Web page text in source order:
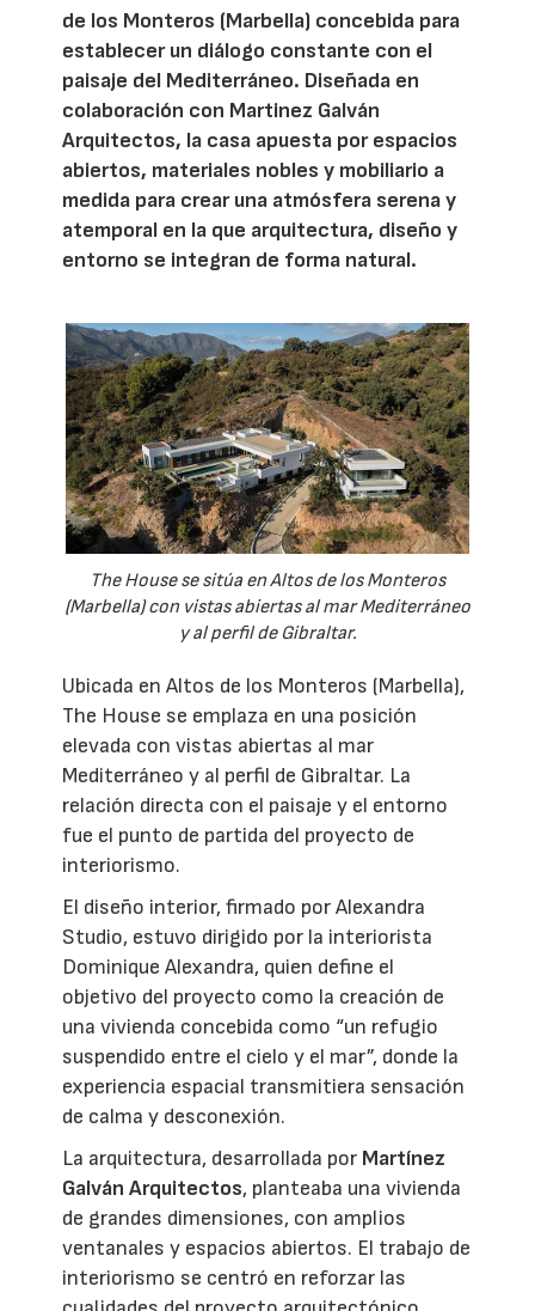
de los Monteros (Marbella) concebida para
establecer un diálogo constante con el
paisaje del Mediterráneo. Diseñada en
colaboración con Martinez Galván
Arquitectos, la casa apuesta por espacios
abiertos, materiales nobles y mobiliario a
medida para crear una atmósfera serena y
atemporal en la que arquitectura, diseño y
entorno se integran de forma natural.
The House se sitúa en Altos de los Monteros
(Marbella) con vistas abiertas al mar Mediterráneo
y al perfil de Gibraltar.
Ubicada en Altos de los Monteros (Marbella),
The House se emplaza en una posición
elevada con vistas abiertas al mar
Mediterráneo y al perfil de Gibraltar. La
relación directa con el paisaje y el entorno
fue el punto de partida del proyecto de
interiorismo.
El diseño interior, firmado por Alexandra
Studio, estuvo dirigido por la interiorista
Dominique Alexandra, quien define el
objetivo del proyecto como la creación de
una vivienda concebida como “un refugio
suspendido entre el cielo y el mar”, donde la
experiencia espacial transmitiera sensación
de calma y desconexión.
La arquitectura, desarrollada por Martínez
Galván Arquitectos, planteaba una vivienda
de grandes dimensiones, con amplios
ventanales y espacios abiertos. El trabajo de
interiorismo se centró en reforzar las